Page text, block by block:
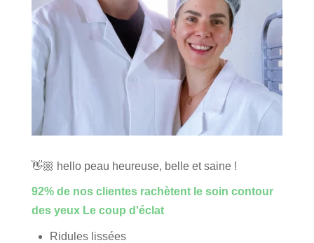
👋🏼 hello peau heureuse, belle et saine !
92% de nos clientes rachètent le soin contour
des yeux Le coup d'éclat
Ridules lissées